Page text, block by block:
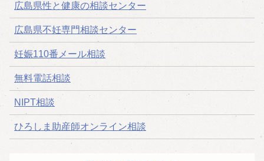
シ
ョ
ン
広島県性と健康の相談センター
広島県不妊専門相談センター
妊娠110番メール相談
無料電話相談
NIPT相談
ひろしま助産師オンライン相談